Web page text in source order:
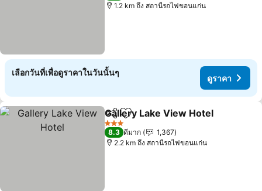
1.2 km ถึง สถานีรถไฟขอนแก่น
เลือกวันที่เพื่อดูราคาในวันนั้นๆ
ดูราคา
แชร์ เพิ่มในรายการโปรด
Gallery Lake View Hotel
3 ดาว
8.3 ดีมาก
1,367
2.2 km ถึง สถานีรถไฟขอนแก่น